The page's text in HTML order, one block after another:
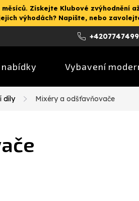
Získejte Klubové
výhodách? Napište, nebo
Vybavení
díly Mixéry a odšťavňovače